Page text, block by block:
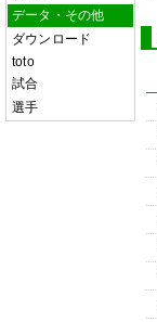
データ・その他
ダウンロード
toto
試合
選手